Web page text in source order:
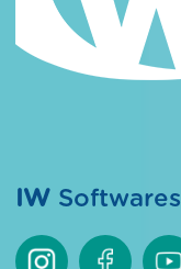
IW Softwares